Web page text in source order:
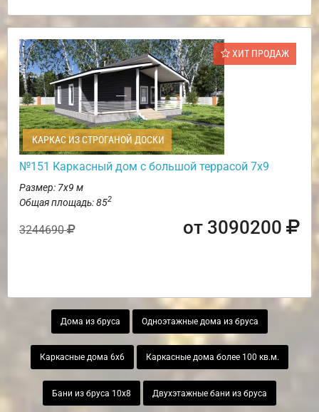
ХИТ ПРОДАЖ
КАРКАС ИЗ СТРОГАНОЙ ДОСКИ
№151 Каркасный дом с большой террасой 7х9
Размер: 7х9 м
Общая площадь: 852
3244690 от 3090200
Дома из бруса Одноэтажные дома из бруса
Каркасные дома 6х6 Каркасные дома более 100 кв.м.
Бани из бруса 10х8 Двухэтажные бани из бруса